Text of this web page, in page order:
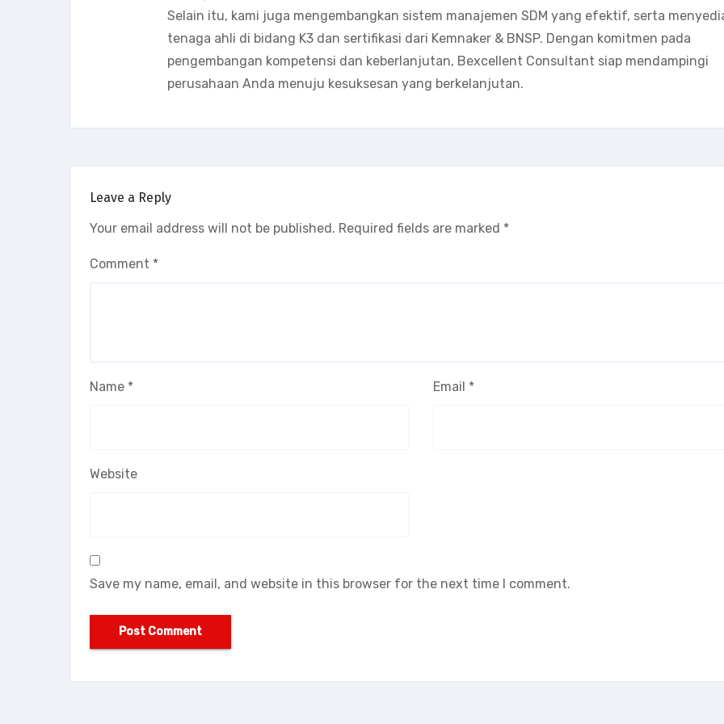
Selain itu, kami juga mengembangkan sistem manajemen SDM yang efektif, serta
tenaga ahli di bidang K3 dan sertifikasi dari Kemnaker & BNSP. Dengan komitmen pada
pengembangan kompetensi dan keberlanjutan, Bexcellent Consultant siap mendampingi
perusahaan Anda menuju kesuksesan yang berkelanjutan.
Leave a Reply
Your email address will not be published. Required fields are marked *
Comment *
Name * Email *
Website
Save my name, email, and website in this browser for the next time I comment.